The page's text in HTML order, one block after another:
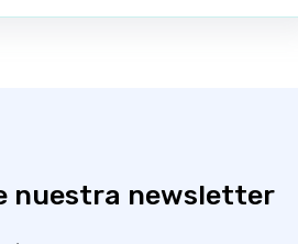
nuestra newsletter